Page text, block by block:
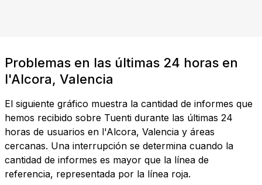
Problemas en las últimas 24 horas en
l'Alcora, Valencia
El siguiente gráfico muestra la cantidad de informes que
hemos recibido sobre Tuenti durante las últimas 24
horas de usuarios en l'Alcora, Valencia y áreas
cercanas. Una interrupción se determina cuando la
cantidad de informes es mayor que la línea de
referencia, representada por la línea roja.